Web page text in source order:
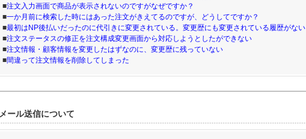
■注文入力画面で商品が表示されないのですがなぜですか？
■一か月前に検索した時にはあった注文がきえてるのですが、どうしてですか？
■最初はNP後払いだったのに代引きに変更されている。変更歴にも変更されている履歴がない
■注文ステータスの修正を注文構成変更画面から対応しようとしたができない
■注文情報・顧客情報を変更したはずなのに、変更歴に残っていない
■間違って注文情報を削除してしまった
メール送信について